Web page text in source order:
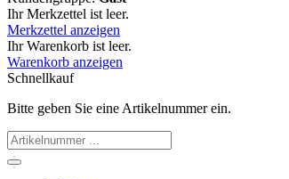
Ihr Merkzettel ist leer.
Merkzettel anzeigen
Ihr Warenkorb ist leer.
Warenkorb anzeigen
Schnellkauf
Bitte geben Sie eine Artikelnummer ein.